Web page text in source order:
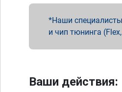
Наши
и чип тюнинга
Ваши действия: